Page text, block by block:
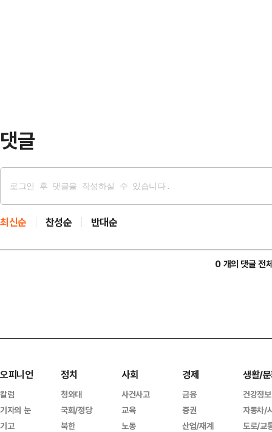
댓글
최신순 찬성순 반대순
0 개의 댓글 전
오피니언
칼럼
기자의 눈
기고
정치
청와대
국회/정당
북한
사회
사건사고
교육
노동
경제
금융
증권
산업/재계
생활/
건강정보
자동차/
도로/교